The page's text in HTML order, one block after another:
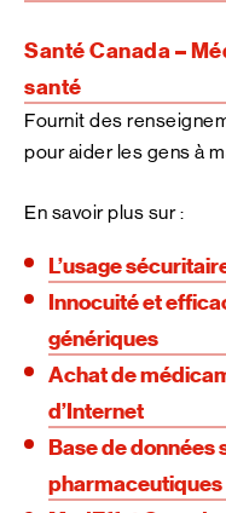
Santé Canada –
santé
Fournit des
pour aider les gens à
En savoir plus sur :
L’usage
Innocuité et
génériques
Achat de
d’Internet
Base de données
pharmaceutiques